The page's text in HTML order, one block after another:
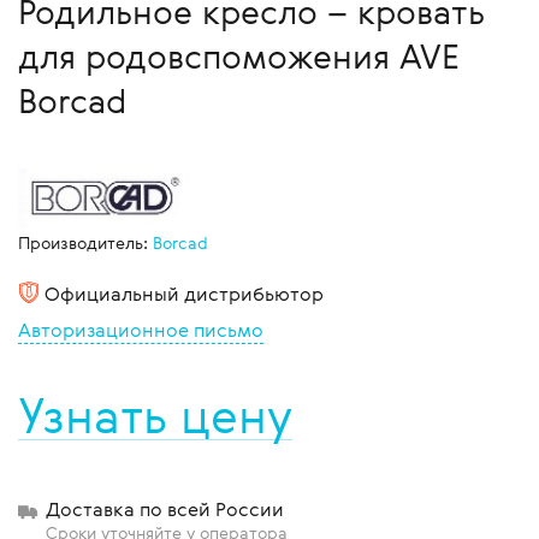
Родильное кресло – кровать
для родовспоможения AVE
Borcad
Производитель: Borcad
Официальный дистрибьютор
Авторизационное письмо
Узнать цену
Доставка по всей России
Сроки уточняйте у оператора